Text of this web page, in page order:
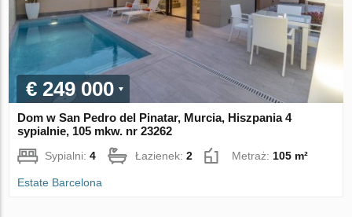
€ 249 000
Dom w San Pedro del Pinatar, Murcia, Hiszpania 4
sypialnie, 105 mkw. nr 23262
Sypialni:4 Łazienek:2 Metraż: 105 m²
Estate Barcelona